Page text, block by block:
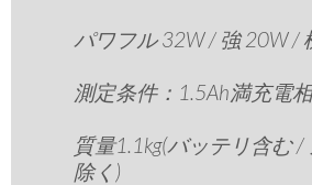
パワフル 32W / 強 20W /
測定条件：1.5Ah満充電
質量1.1kg(バッテリ含む
除く)